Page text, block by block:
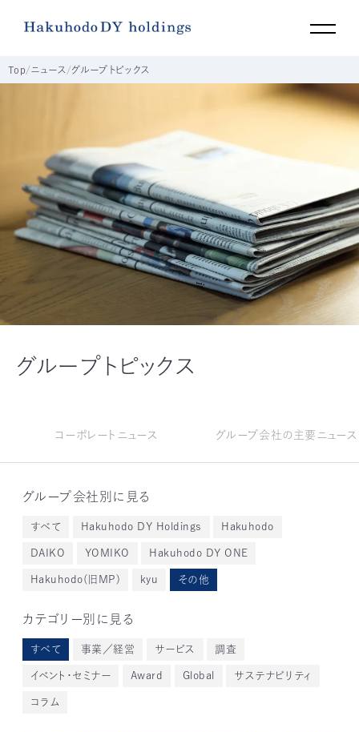
グループトピックス
Top ニュース グループトピックス
コーポレートニュース グループ会社の主要ニュース
グループ会社別に見る
すべて Hakuhodo DY Holdings Hakuhodo
DAIKO YOMIKO Hakuhodo DY ONE
Hakuhodo(旧MP) kyu その他
カテゴリー別に見る
すべて 事業／経営 サービス 調査
イベント・セミナー Award Global サステナビリティ
コラム